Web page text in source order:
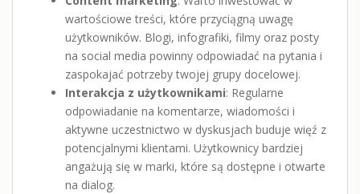
wartościowe treści, które przyciągną uwagę
użytkowników. Blogi, infografiki, filmy oraz posty
na social media powinny odpowiadać na pytania i
zaspokajać potrzeby twojej grupy docelowej.
Interakcja z użytkownikami: Regularne
odpowiadanie na komentarze, wiadomości i
aktywne uczestnictwo w dyskusjach buduje więź z
potencjalnymi klientami. Użytkownicy bardziej
angażują się w marki, które są dostępne i otwarte
na dialog.